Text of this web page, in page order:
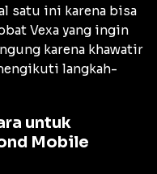
satu ini karena bisa
Vexa yang ingin
karena khawatir
langkah-
untuk
Mobile